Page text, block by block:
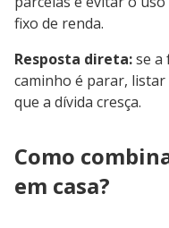
fixo de renda.
Resposta direta:se a
caminho é parar,
que a dívida cresça.
Como
em casa?